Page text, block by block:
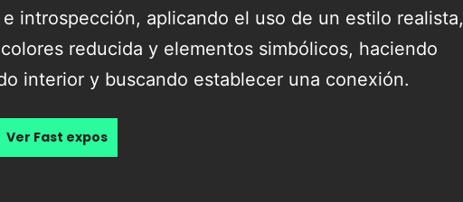
introspección, aplicando el uso de un estilo realista,
reducida y elementos simbólicos, haciendo
interior y buscando establecer una conexión.
Ver Fast expos